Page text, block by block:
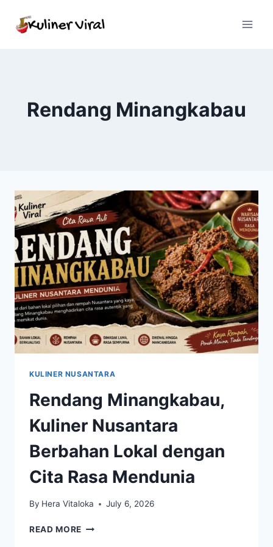
Rendang Minangkabau
KULINER NUSANTARA
Rendang Minangkabau,
Kuliner Nusantara
Berbahan Lokal dengan
Cita Rasa Mendunia
By Hera Vitaloka July 6, 2026
READ MORE RENDANG